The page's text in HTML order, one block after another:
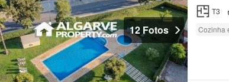
12 Fotos
T3
Cozinha